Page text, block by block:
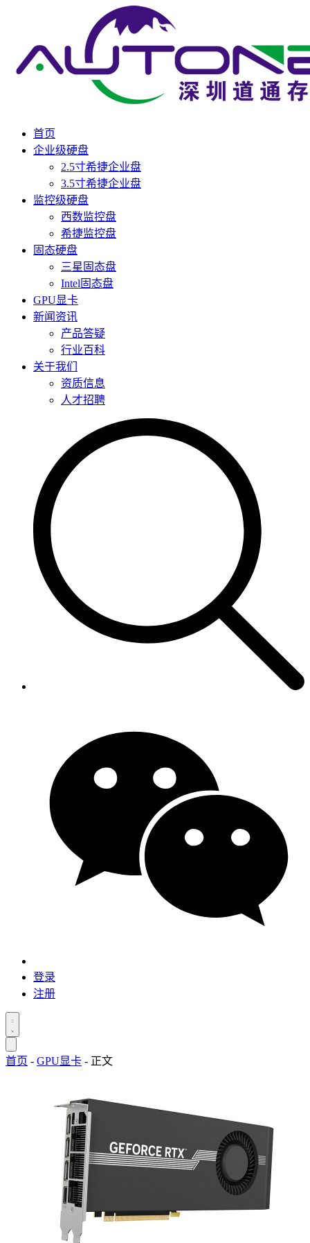
首页
企业级硬盘
2.5寸希捷企业盘
3.5寸希捷企业盘
监控级硬盘
西数监控盘
希捷监控盘
固态硬盘
三星固态盘
Intel固态盘
GPU显卡
新闻资讯
产品答疑
行业百科
关于我们
资质信息
人才招聘
登录
注册
首页 - GPU显卡 - 正文